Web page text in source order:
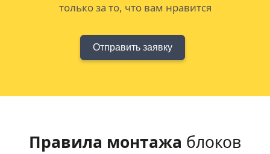
только за то, что вам нравится
Отправить заявку
Правила монтажа блоков